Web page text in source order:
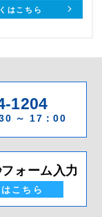
はこちら
1204
～ 17：00
ォーム入力
こちら